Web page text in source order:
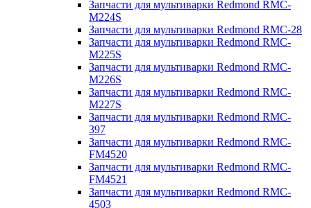
Запчасти для мультиварки Redmond RMC-
M224S
Запчасти для мультиварки Redmond RMC-28
Запчасти для мультиварки Redmond RMC-
M225S
Запчасти для мультиварки Redmond RMC-
M226S
Запчасти для мультиварки Redmond RMC-
M227S
Запчасти для мультиварки Redmond RMC-
397
Запчасти для мультиварки Redmond RMC-
FM4520
Запчасти для мультиварки Redmond RMC-
FM4521
Запчасти для мультиварки Redmond RMC-
4503